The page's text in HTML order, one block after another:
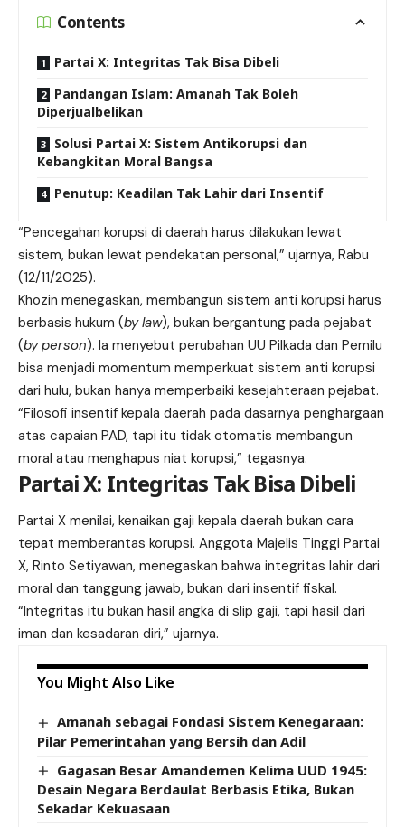
Contents
Partai X: Integritas Tak Bisa Dibeli
Pandangan Islam: Amanah Tak Boleh
Diperjualbelikan
Solusi Partai X: Sistem Antikorupsi dan
Kebangkitan Moral Bangsa
Penutup: Keadilan Tak Lahir dari Insentif
“Pencegahan korupsi di daerah harus dilakukan lewat
sistem, bukan lewat pendekatan personal,” ujarnya, Rabu
(12/11/2025).
Khozin menegaskan, membangun sistem anti korupsi harus
berbasis hukum (by law), bukan bergantung pada pejabat
(by person). Ia menyebut perubahan UU Pilkada dan Pemilu
bisa menjadi momentum memperkuat sistem anti korupsi
dari hulu, bukan hanya memperbaiki kesejahteraan pejabat.
“Filosofi insentif kepala daerah pada dasarnya penghargaan
atas capaian PAD, tapi itu tidak otomatis membangun
moral atau menghapus niat korupsi,” tegasnya.
Partai X: Integritas Tak Bisa Dibeli
Partai X menilai, kenaikan gaji kepala daerah bukan cara
tepat memberantas korupsi. Anggota Majelis Tinggi Partai
X, Rinto Setiyawan, menegaskan bahwa integritas lahir dari
moral dan tanggung jawab, bukan dari insentif fiskal.
“Integritas itu bukan hasil angka di slip gaji, tapi hasil dari
iman dan kesadaran diri,” ujarnya.
You Might Also Like
Amanah sebagai Fondasi Sistem Kenegaraan:
Pilar Pemerintahan yang Bersih dan Adil
Gagasan Besar Amandemen Kelima UUD 1945:
Desain Negara Berdaulat Berbasis Etika, Bukan
Sekadar Kekuasaan